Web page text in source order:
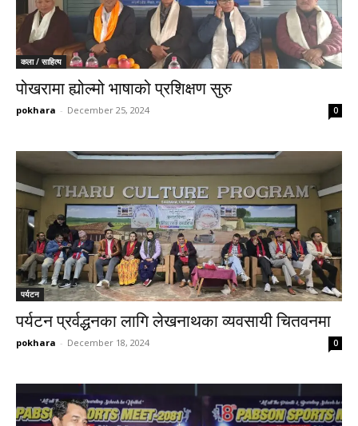
कला / साहित्य
पोखरामा ह्योल्मो भाषाको प्रशिक्षण सुरु
pokhara - December 25, 2024 0
पर्यटन
पर्यटन प्रर्वद्धनका लागि लेखनाथका व्यवसायी चितवनमा
pokhara - December 18, 2024 0